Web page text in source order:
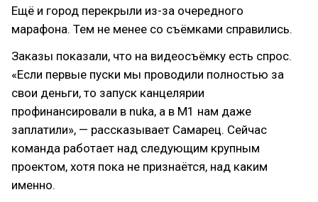
Ещё и город перекрыли из-за очередного
марафона. Тем не менее со съёмками справились.
Заказы показали, что на видеосъёмку есть спрос.
«Если первые пуски мы проводили полностью за
свои деньги, то запуск канцелярии
профинансировали в nuka, а в М1 нам даже
заплатили», — рассказывает Самарец. Сейчас
команда работает над следующим крупным
проектом, хотя пока не признаётся, над каким
именно.